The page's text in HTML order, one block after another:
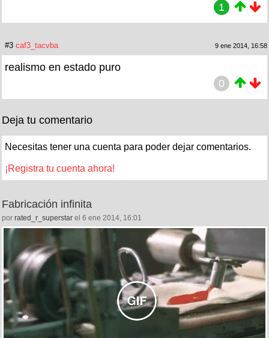
1
#3 caf3_tacvba 9 ene 2014, 16:58
realismo en estado puro
0
Deja tu comentario
Necesitas tener una cuenta para poder dejar comentarios.
¡Registra tu cuenta ahora!
Fabricación infinita
por rated_r_superstar el 6 ene 2014, 16:01